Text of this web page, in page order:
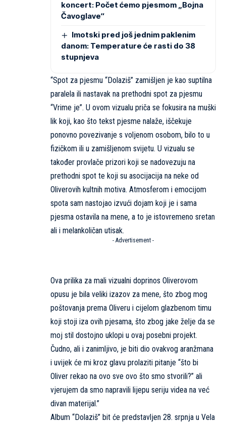
koncert: Počet ćemo pjesmom „Bojna
Čavoglave“
Imotski pred još jednim paklenim
danom: Temperature će rasti do 38
stupnjeva
“Spot za pjesmu “Dolaziš” zamišljen je kao suptilna
paralela ili nastavak na prethodni spot za pjesmu
“Vrime je”. U ovom vizualu priča se fokusira na muški
lik koji, kao što tekst pjesme nalaže, iščekuje
ponovno povezivanje s voljenom osobom, bilo to u
fizičkom ili u zamišljenom svijetu. U vizualu se
također provlače prizori koji se nadovezuju na
prethodni spot te koji su asocijacija na neke od
Oliverovih kultnih motiva. Atmosferom i emocijom
spota sam nastojao izvući dojam koji je i sama
pjesma ostavila na mene, a to je istovremeno sretan
ali i melankoličan utisak.
- Advertisement -
Ova prilika za mali vizualni doprinos Oliverovom
opusu je bila veliki izazov za mene, što zbog mog
poštovanja prema Oliveru i cijelom glazbenom timu
koji stoji iza ovih pjesama, što zbog jake želje da se
moj stil dostojno uklopi u ovaj posebni projekt.
Čudno, ali i zanimljivo, je biti dio ovakvog aranžmana
i uvijek će mi kroz glavu prolaziti pitanje “što bi
Oliver rekao na ovo sve ovo što smo stvorili?” ali
vjerujem da smo napravili lijepu seriju videa na već
divan materijal.”
Album “Dolaziš” bit će predstavljen 28. srpnja u Vela